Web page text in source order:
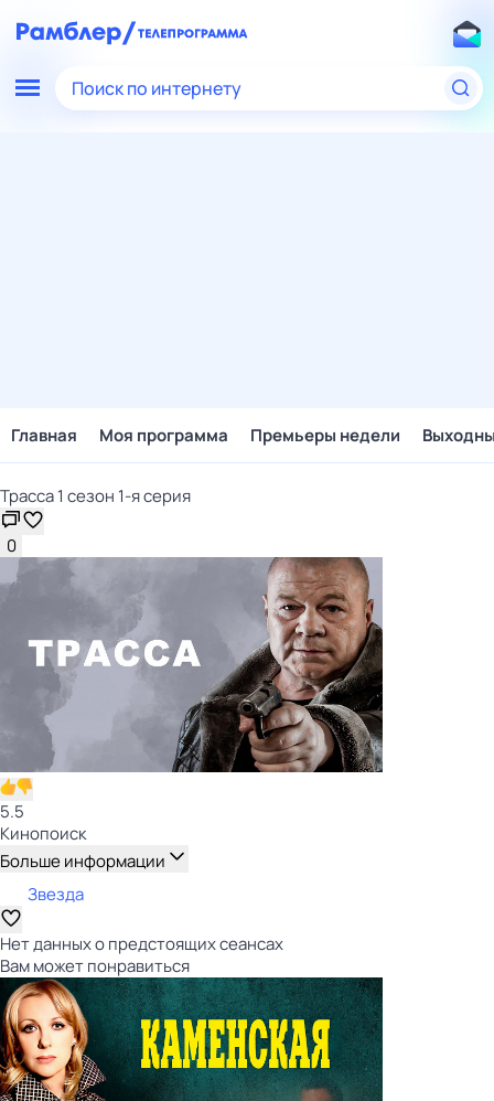
Поиск по интернету
Главная Моя программа Премьеры недели
Трасса 1 сезон 1-я серия
0
5.5
Кинопоиск
Больше информации
Звезда
Нет данных о предстоящих сеансах
Вам может понравиться